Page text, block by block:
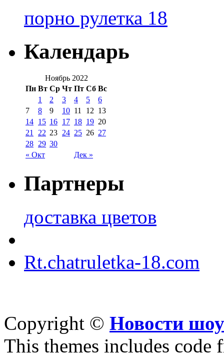
порно рулетка 18
Календарь
Ноябрь 2022
Пн Вт Ср Чт Пт Сб Вс
« Окт Дек »
1 2 3 4 5
6
7
8 9 10 11 12 13
14 15 16 17 18 19 20
21
22 23 24 25 26 27
28 29 30
Партнеры
доставка цветов
Rt.chatruletka-18.com
Copyright © Новости
This themes includes code